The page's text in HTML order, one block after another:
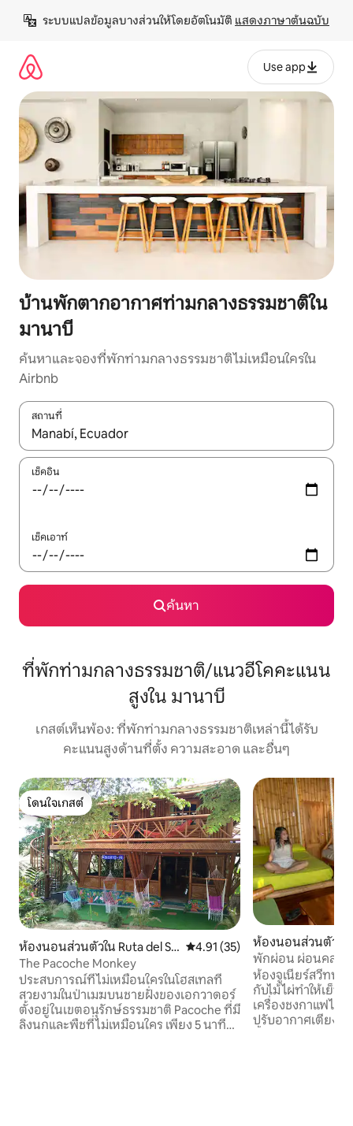
เนื้อหา
ระบบแปลข้อมูลบางส่วนให้โดยอัตโนมัติ แสดงภาษาต้นฉบับ
Use app
บ้านพักตากอากาศท่ามกลางธรรมชาติใน
มานาบี
ค้นหาและจองที่พักท่ามกลางธรรมชาติไม่เหมือนใครใน
Airbnb
สถานที่
ใช้ลูกศรขึ้นลง หรือใช้การสัมผัสหรือปัด เพื่อสำรวจผลการค้นหา
เช็คอิน
เช็คเอาท์
ค้นหา
ที่พักท่ามกลางธรรมชาติ/แนวอีโคคะแนน
สูงใน มานาบี
เกสต์เห็นพ้อง: ที่พักท่ามกลางธรรมชาติเหล่านี้ได้รับ
คะแนนสูงด้านที่ตั้ง ความสะอาด และอื่นๆ
โดนใจเกสต์
โดนใจเกสต์
ห้องนอนส่วนตัวใน Ruta del Sp
ondylus
คะแนนเฉลี่ย 4.91 จาก 5, 35 รีวิว
4.91 (35)
The Pacoche Monkey
ประสบการณ์ที่ไม่เหมือนใครในโฮสเทลที่
สวยงามในป่าเมฆบนชายฝั่งของเอกวาดอร์
ตั้งอยู่ในเขตอนุรักษ์ธรรมชาติ Pacoche ที่มี
ลิงนกและพืชที่ไม่เหมือนใคร เพียง 5 นาทีถึง
ห้องนอนส่วนตัวใน
พักผ่อน ผ่อนคลาย
แตกต่าง !!!
ห้องจูเนียร์สวีทพร้
กับไม้ไผ่ทำให้เย็น
เครื่องชงกาแฟไมโ
ปรับอากาศเตียงเ